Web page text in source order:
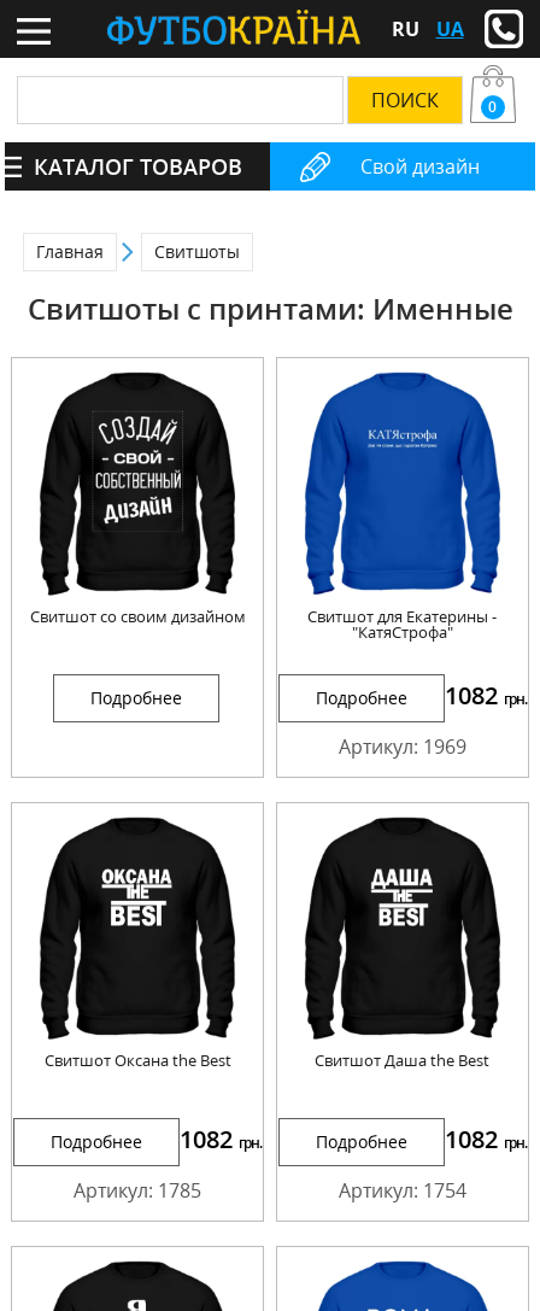
RU UA
Свой дизайн
0
КАТАЛОГ ТОВАРОВ
Главная Свитшоты
Свитшоты с принтами: Именные
Свитшот со своим дизайном
Подробнее
Свитшот для Екатерины -
"КатяСтрофа"
Подробнее 1082 грн.
Артикул: 1969
Свитшот Оксана the Best
Подробнее 1082 грн.
Артикул: 1785
Свитшот Даша the Best
Подробнее 1082 грн.
Артикул: 1754